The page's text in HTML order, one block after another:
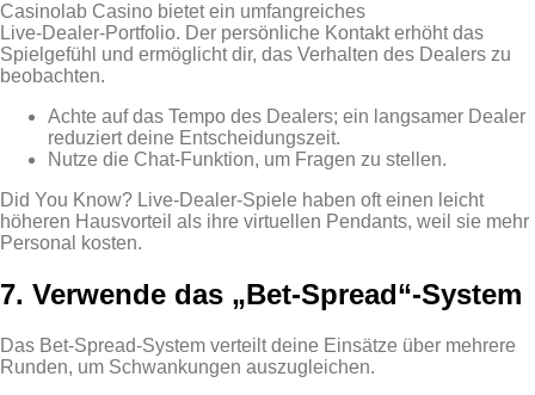
Casinolab Casino bietet ein umfangreiches
Live‑Dealer‑Portfolio. Der persönliche Kontakt erhöht das
Spielgefühl und ermöglicht dir, das Verhalten des Dealers zu
beobachten.
Achte auf das Tempo des Dealers; ein langsamer Dealer
reduziert deine Entscheidungszeit.
Nutze die Chat‑Funktion, um Fragen zu stellen.
Did You Know? Live‑Dealer‑Spiele haben oft einen leicht
höheren Hausvorteil als ihre virtuellen Pendants, weil sie mehr
Personal kosten.
7. Verwende das „Bet‑Spread“-System
Das Bet‑Spread‑System verteilt deine Einsätze über mehrere
Runden, um Schwankungen auszugleichen.